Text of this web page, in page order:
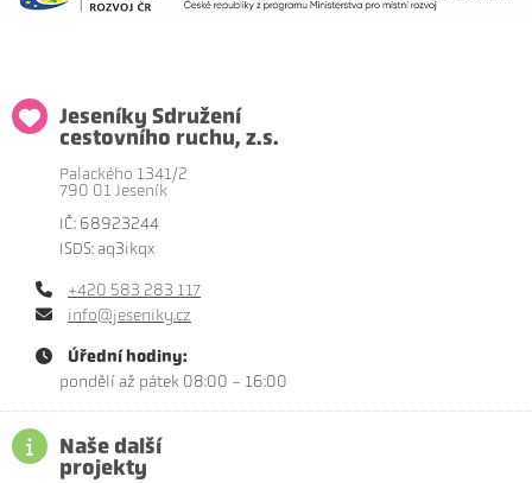
Jeseníky Sdružení
cestovního ruchu, z.s.
Palackého 1341/2
790 01 Jeseník
IČ: 68923244
ISDS: aq3ikqx
+420 583 283 117
info@jeseniky.cz
Úřední hodiny:
pondělí až pátek 08:00 - 16:00
Naše další
projekty